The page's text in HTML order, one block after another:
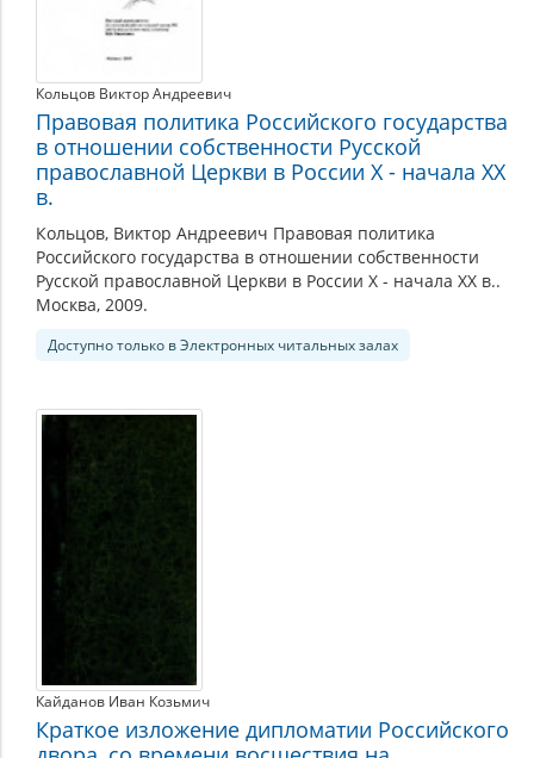
Кольцов Виктор Андреевич
Правовая политика Российского государства
в отношении собственности Русской
православной Церкви в России X - начала XX
в.
Кольцов, Виктор Андреевич Правовая политика
Российского государства в отношении собственности
Русской православной Церкви в России X - начала XX в..
Москва, 2009.
Доступно только в Электронных читальных залах
Кайданов Иван Козьмич
Краткое изложение дипломатии Российского